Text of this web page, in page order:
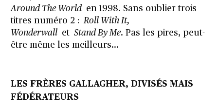
Around The World en 1998. Sans oublier trois
titres numéro 2 :Roll With It,
Wonderwall etStand By Me. Pas les pires, peut-
être même les meilleurs…
LES FRÈRES GALLAGHER, DIVISÉS MAIS
FÉDÉRATEURS